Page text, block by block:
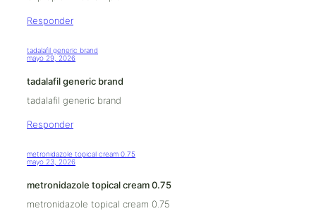
Responder
tadalafil generic brand
mayo 29, 2026
tadalafil generic brand
tadalafil generic brand
Responder
metronidazole topical cream 0.75
mayo 23, 2026
metronidazole topical cream 0.75
metronidazole topical cream 0.75